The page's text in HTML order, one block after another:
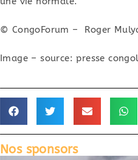
© CongoForum – Roger
Image – source: presse
Nos sponsors